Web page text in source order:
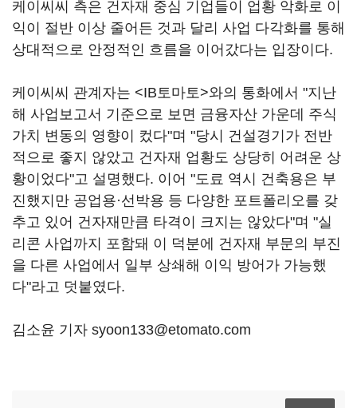
케이씨씨 측은 건자재 중심 기업들이 업황 악화로 이
익이 절반 이상 줄어든 것과 달리 사업 다각화를 통해
상대적으로 안정적인 흐름을 이어갔다는 입장이다.
케이씨씨 관계자는 <IB토마토>와의 통화에서 "지난
해 사업보고서 기준으로 보면 금융자산 가운데 주식
가치 변동의 영향이 컸다"며 "당시 건설경기가 전반
적으로 좋지 않았고 건자재 업황도 상당히 어려운 상
황이었다"고 설명했다. 이어 "도료 역시 건축용은 부
진했지만 공업용·선박용 등 다양한 포트폴리오를 갖
추고 있어 건자재만큼 타격이 크지는 않았다"며 "실
리콘 사업까지 포함돼 이 덕분에 건자재 부문의 부진
을 다른 사업에서 일부 상쇄해 이익 방어가 가능했
다"라고 덧붙였다.
김소윤 기자 syoon133@etomato.com